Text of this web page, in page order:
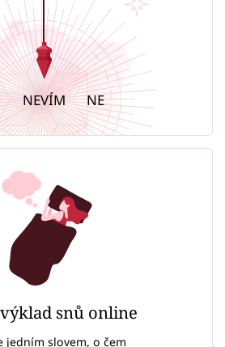
NEVÍM NE
snů online
jedním slovem, o čem